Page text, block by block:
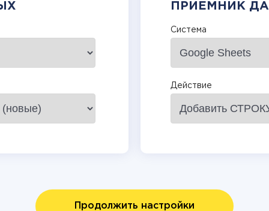
ПРИЕМНИК
Система
Действие
Продолжить настройки